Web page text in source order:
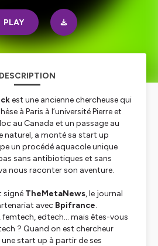
PLAY
DESCRIPTION
est une ancienne chercheuse qui
à Paris à l’université Pierre et
au Canada et un passage au
naturel, a monté sa start up
un procédé aquacole unique
sans antibiotiques et sans
nous raconter son aventure.
signé TheMetaNews, le journal
avec Bpifrance.
femtech, edtech… mais êtes-vous
? Quand on est chercheur
start up à partir de ses